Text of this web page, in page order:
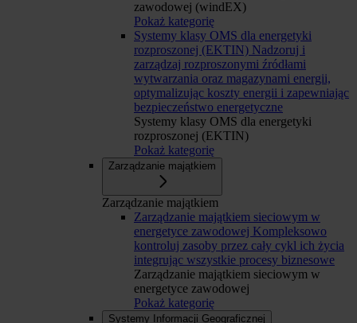
zawodowej (windEX)
Pokaż kategorię
Systemy klasy OMS dla energetyki
rozproszonej (EKTIN) Nadzoruj i
zarządzaj rozproszonymi źródłami
wytwarzania oraz magazynami energii,
optymalizując koszty energii i zapewniając
bezpieczeństwo energetyczne
Systemy klasy OMS dla energetyki
rozproszonej (EKTIN)
Pokaż kategorię
Zarządzanie majątkiem
Zarządzanie majątkiem
Zarządzanie majątkiem sieciowym w
energetyce zawodowej Kompleksowo
kontroluj zasoby przez cały cykl ich życia
integrując wszystkie procesy biznesowe
Zarządzanie majątkiem sieciowym w
energetyce zawodowej
Pokaż kategorię
Systemy Informacji Geograficznej